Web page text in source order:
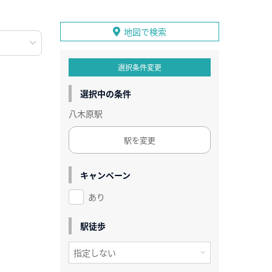
地図で検索
選択条件変更
選択中の条件
八木原駅
駅を変更
キャンペーン
あり
駅徒歩